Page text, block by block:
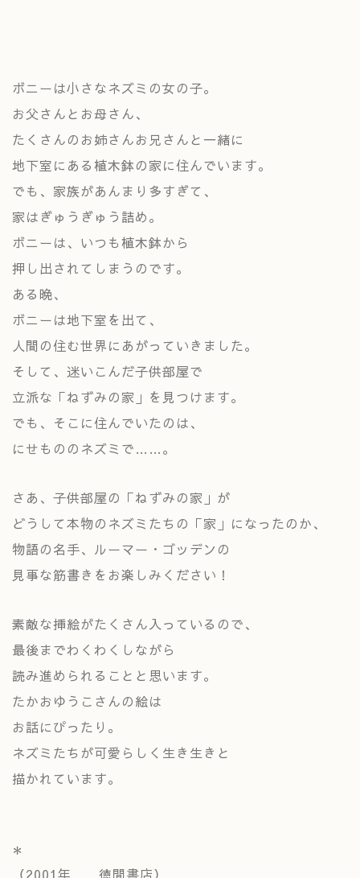
ボニーは小さなネズミの女の子。
お父さんとお母さん、
たくさんのお姉さんお兄さんと一緒に
地下室にある植木鉢の家に住んでいます。
でも、家族があんまり多すぎて、
家はぎゅうぎゅう詰め。
ボニーは、いつも植木鉢から
押し出されてしまうのです。
ある晩、
ボニーは地下室を出て、
人間の住む世界にあがっていきました。
そして、迷いこんだ子供部屋で
立派な「ねずみの家」を見つけます。
でも、そこに住んでいたのは、
にせもののネズミで……。
さあ、子供部屋の「ねずみの家」が
どうして本物のネズミたちの「家」になったのか、
物語の名手、ルーマー・ゴッデンの
見事な筋書きをお楽しみください！
素敵な挿絵がたくさん入っているので、
最後までわくわくしながら
読み進められることと思います。
たかおゆうこさんの絵は
お話にぴったり。
ネズミたちが可愛らしく生き生きと
描かれています。
＊
（2001年 徳間書店）